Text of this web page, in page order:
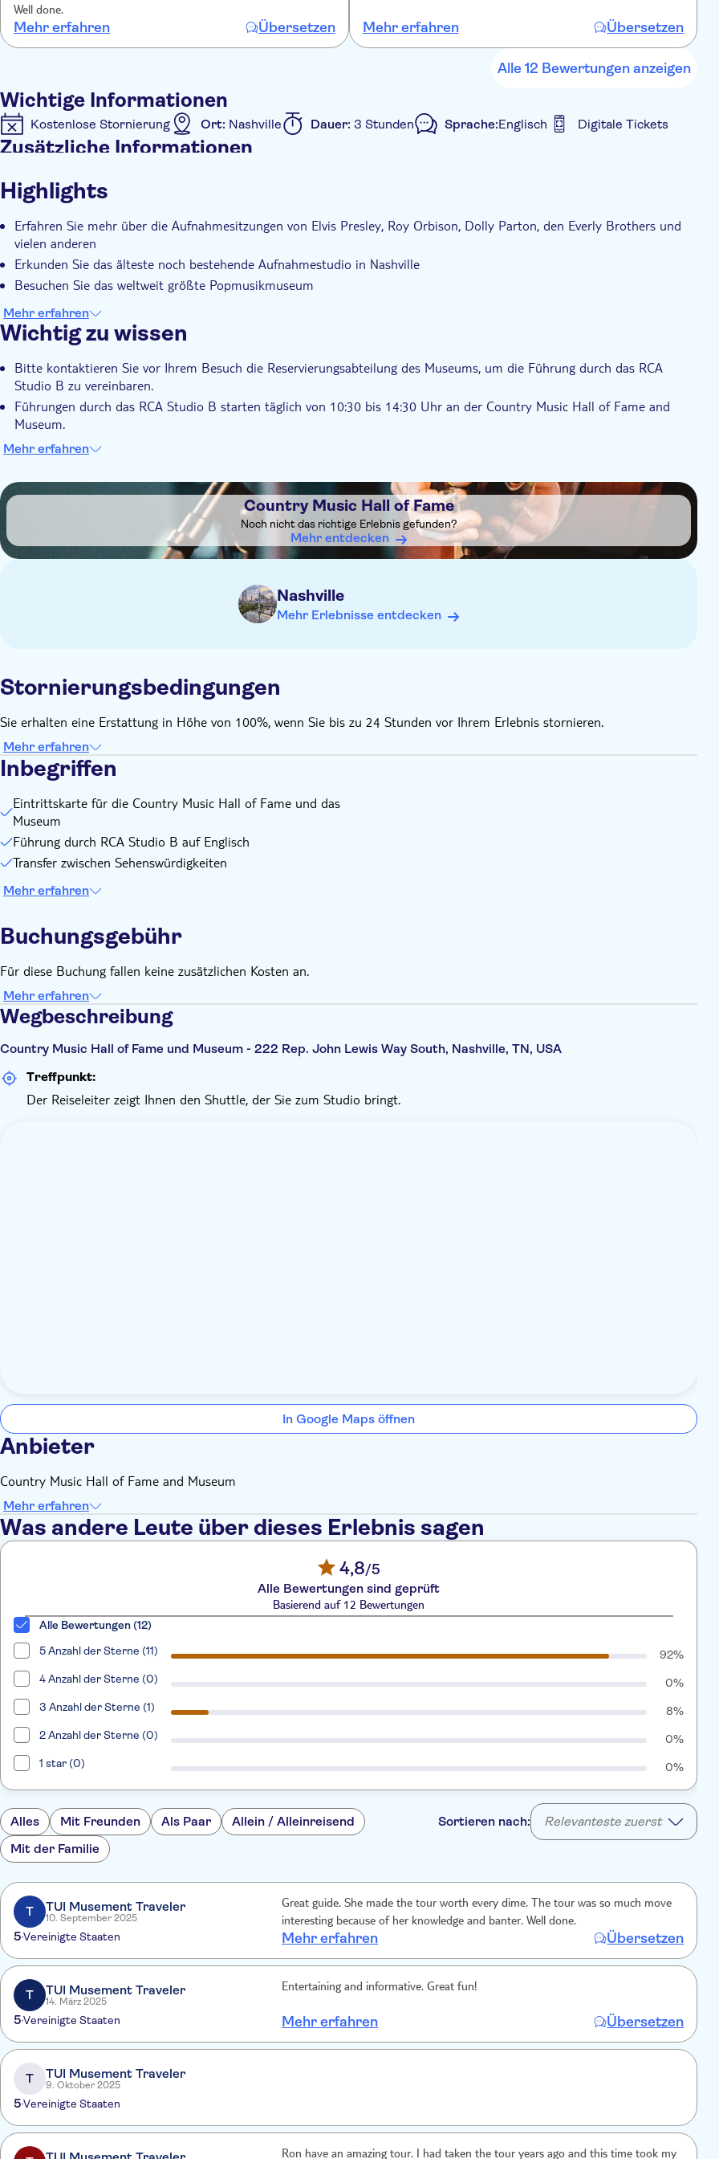
Well done.
Mehr erfahren Übersetzen Mehr erfahren Übersetzen
Alle 12 Bewertungen anzeigen
Wichtige Informationen
Kostenlose Stornierung Ort: Nashville Dauer: 3 Stunden Sprache:Englisch Digitale Tickets
Zusätzliche Informationen
Inklusive Transfer
Highlights
Erfahren Sie mehr über die Aufnahmesitzungen von Elvis Presley, Roy Orbison, Dolly Parton, den Everly Brothers und
vielen anderen
Erkunden Sie das älteste noch bestehende Aufnahmestudio in Nashville
Besuchen Sie das weltweit größte Popmusikmuseum
Mehr erfahren
Wichtig zu wissen
Bitte kontaktieren Sie vor Ihrem Besuch die Reservierungsabteilung des Museums, um die Führung durch das RCA
Studio B zu vereinbaren.
Führungen durch das RCA Studio B starten täglich von 10:30 bis 14:30 Uhr an der Country Music Hall of Fame and
Museum.
Gäste ohne vorherige Reservierung müssen vor 10:00 Uhr eintreffen, um sich die Tourzeit am selben Tag zu sichern
Mehr erfahren
Country Music Hall of Fame
Noch nicht das richtige Erlebnis gefunden?
Mehr entdecken
Nashville
Mehr Erlebnisse entdecken
Stornierungsbedingungen
Sie erhalten eine Erstattung in Höhe von 100%, wenn Sie bis zu 24 Stunden vor Ihrem Erlebnis stornieren.
Mehr erfahren
Inbegriffen
Eintrittskarte für die Country Music Hall of Fame und das
Museum
Führung durch RCA Studio B auf Englisch
Transfer zwischen Sehenswürdigkeiten
Mehr erfahren
Buchungsgebühr
Für diese Buchung fallen keine zusätzlichen Kosten an.
Mehr erfahren
Wegbeschreibung
Country Music Hall of Fame und Museum - 222 Rep. John Lewis Way South, Nashville, TN, USA
Treffpunkt:
Der Reiseleiter zeigt Ihnen den Shuttle, der Sie zum Studio bringt.
In Google Maps öffnen
Anbieter
Country Music Hall of Fame and Museum
Mehr erfahren
Was andere Leute über dieses Erlebnis sagen
4,8/5
Alle Bewertungen sind geprüft
Basierend auf 12 Bewertungen
Alle Bewertungen (12)
5 Anzahl der Sterne (11)
92%
4 Anzahl der Sterne (0)
0%
3 Anzahl der Sterne (1)
8%
2 Anzahl der Sterne (0)
0%
1 star (0)
0%
Alles Mit Freunden Als Paar
Allein / Alleinreisend
Mit der Familie
Sortieren nach: Relevanteste zuerst
T TUI Musement Traveler
10. September 2025
5Vereinigte Staaten
Great guide. She made the tour worth every dime. The tour was so much move
interesting because of her knowledge and banter. Well done.
Mehr erfahren Übersetzen
T TUI Musement Traveler
14. März 2025
5Vereinigte Staaten
Entertaining and informative. Great fun!
Mehr erfahren Übersetzen
T TUI Musement Traveler
9. Oktober 2025
5Vereinigte Staaten
Ron have an amazing tour. I had taken the tour years ago and this time took my